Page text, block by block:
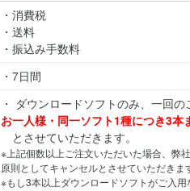
・消費税
・送料
・振込み手数料
・7日間
・ ダウンロードソフトのみ、一回の
お一人様・同一ソフト1種につき3本
とさせていただきます。
※上記個数以上ご注文いただいた場合、弊
原則としてキャンセルとさせていただきま
※もし3本以上ダウンロードソフトがご入